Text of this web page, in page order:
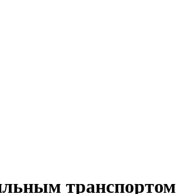
транспортом